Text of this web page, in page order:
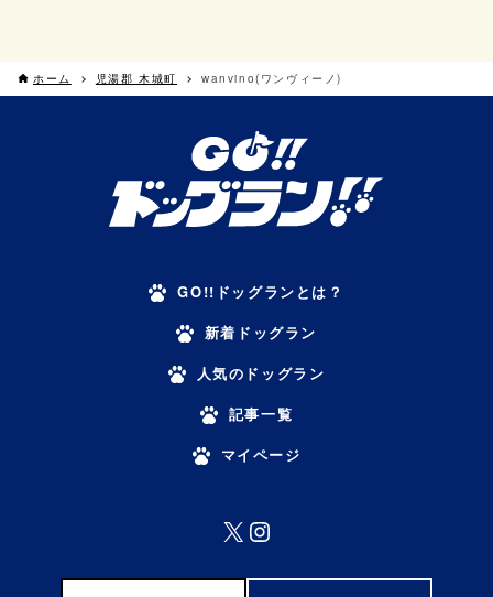
ホーム 児湯郡 木城町 wanvino(ワンヴィーノ)
GO!!ドッグランとは？
新着ドッグラン
人気のドッグラン
記事一覧
マイページ
X Instagram